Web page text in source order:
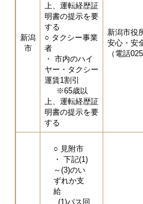
新潟
市
上、運転経歴証
明書の提示を要
する
○ タクシー事業
者
・ 市内のハイ
ヤー・タクシー
運賃1割引
※65歳以
上、運転経歴証
明書の提示を要
する
新潟市役
安心・安
（電話
○ 見附市
・ 下記(1)
～(3)のい
ずれか支
給
(1)バス回